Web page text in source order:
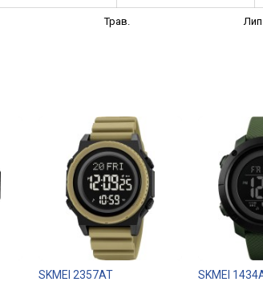
Трав.
SKMEI 2357AT SKMEI